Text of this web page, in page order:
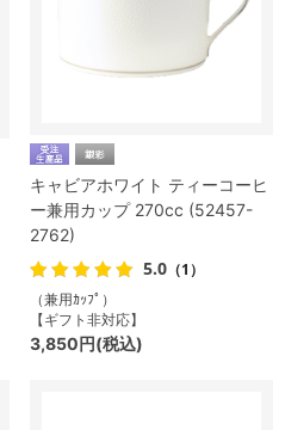
キャビアホワイト ティーコーヒ
ー兼用カップ 270cc (52457-
2762)
5.0 （1）
（兼用ｶｯﾌﾟ）
【ギフト非対応】
3,850円(税込)